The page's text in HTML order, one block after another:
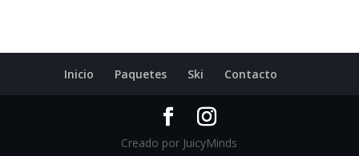
Inicio Paquetes Ski Contacto
Creado por JuicyMinds